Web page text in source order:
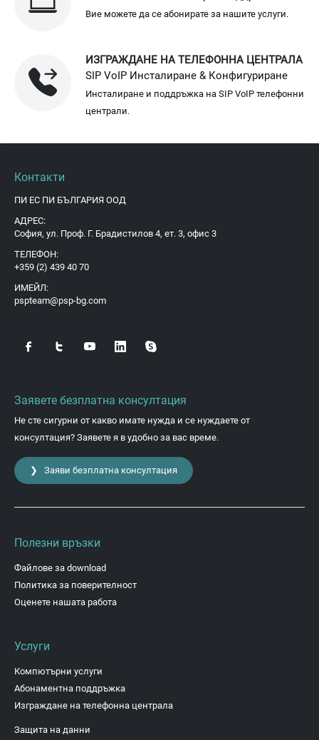
Вие можете да се абонирате за нашите услуги.
ИЗГРАЖДАНЕ НА ТЕЛЕФОННА ЦЕНТРАЛА
SIP VoIP Инсталиране & Конфигуриране
Инсталиране и поддръжка на SIP VoIP телефонни
централи.
Контакти
ПИ ЕС ПИ БЪЛГАРИЯ ООД
АДРЕС:
София, ул. Проф. Г. Брадистилов 4, ет. 3, офис 3
ТЕЛЕФОН:
+359 (2) 439 40 70
ИМЕЙЛ:
pspteam@psp-bg.com
Заявете безплатна консултация
Не сте сигурни от какво имате нужда и се нуждаете от
консултация? Заявете я в удобно за вас време.
❯ Заяви безплатна консултация
Полезни връзки
Файлове за download
Политика за поверителност
Оценете нашата работа
Услуги
Компютърни услуги
Абонаментна поддръжка
Изграждане на телефонна централа
Защита на данни